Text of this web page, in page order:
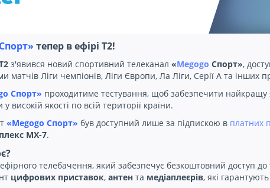
тепер в ефірі Т2!
з'явився новий спортивний телеканал «Megogo Спорт»,
матчів Ліги чемпіонів, Ліги Європи, Ла Ліги, Серії А та інших
Спорт» проходитиме тестування, щоб забезпечити найкращу
якості по всій території країни.
«Megogo Спорт» був доступний лише за підпискою в платних
МХ-7.
телебачення, який забезпечує безкоштовний доступ
цифрових приставок, антен та медіаплеєрів, які